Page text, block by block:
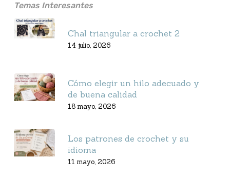
Temas Interesantes
Chal triangular a crochet 2
14 julio, 2026
Cómo elegir un hilo adecuado y
de buena calidad
18 mayo, 2026
Los patrones de crochet y su
idioma
11 mayo, 2026